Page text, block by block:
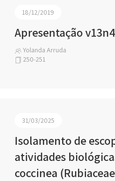
18/12/2019
Apresentação v13n4
Yolanda Arruda
250-251
31/03/2025
Isolamento de
atividades
coccinea